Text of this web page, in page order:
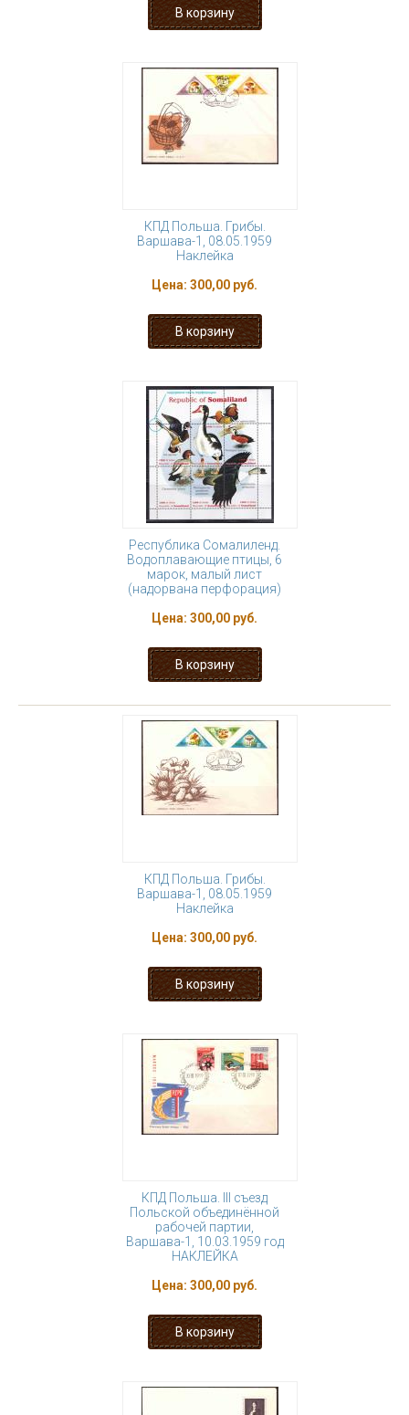
КПД Польша. Грибы.
Варшава-1, 08.05.1959
Наклейка
Цена: 300,00 руб.
Республика Сомалиленд.
Водоплавающие птицы, 6
марок, малый лист
(надорвана перфорация)
Цена: 300,00 руб.
КПД Польша. Грибы.
Варшава-1, 08.05.1959
Наклейка
Цена: 300,00 руб.
КПД Польша. III съезд
Польской объединённой
рабочей партии,
Варшава-1, 10.03.1959 год
НАКЛЕЙКА
Цена: 300,00 руб.